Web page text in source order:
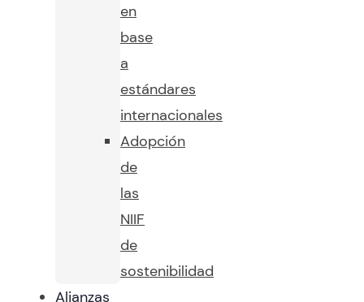
en
base
a
estándares
internacionales
Adopción
de
las
NIIF
de
sostenibilidad
Alianzas